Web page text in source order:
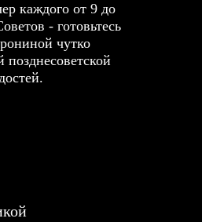
каждого от 9 до
- готовьтесь
чутко
позднесоветской